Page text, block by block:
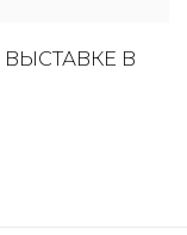
ВЫСТАВКЕ В